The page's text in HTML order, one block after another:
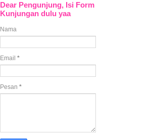
Dear Pengunjung, Isi Form
Kunjungan dulu yaa
Nama
Email *
Pesan *